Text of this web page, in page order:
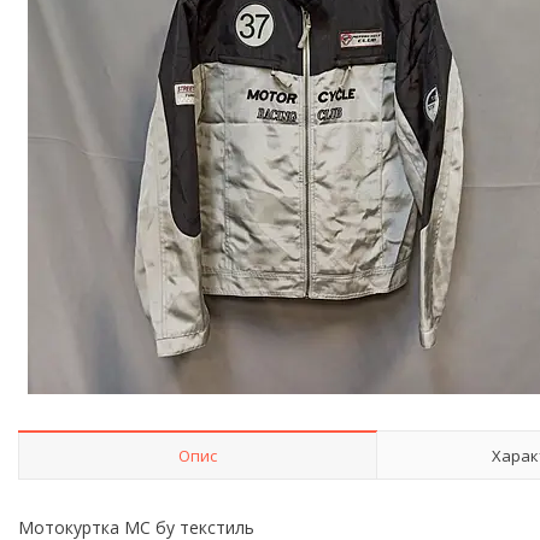
Опис
Мотокуртка MC бу текстиль